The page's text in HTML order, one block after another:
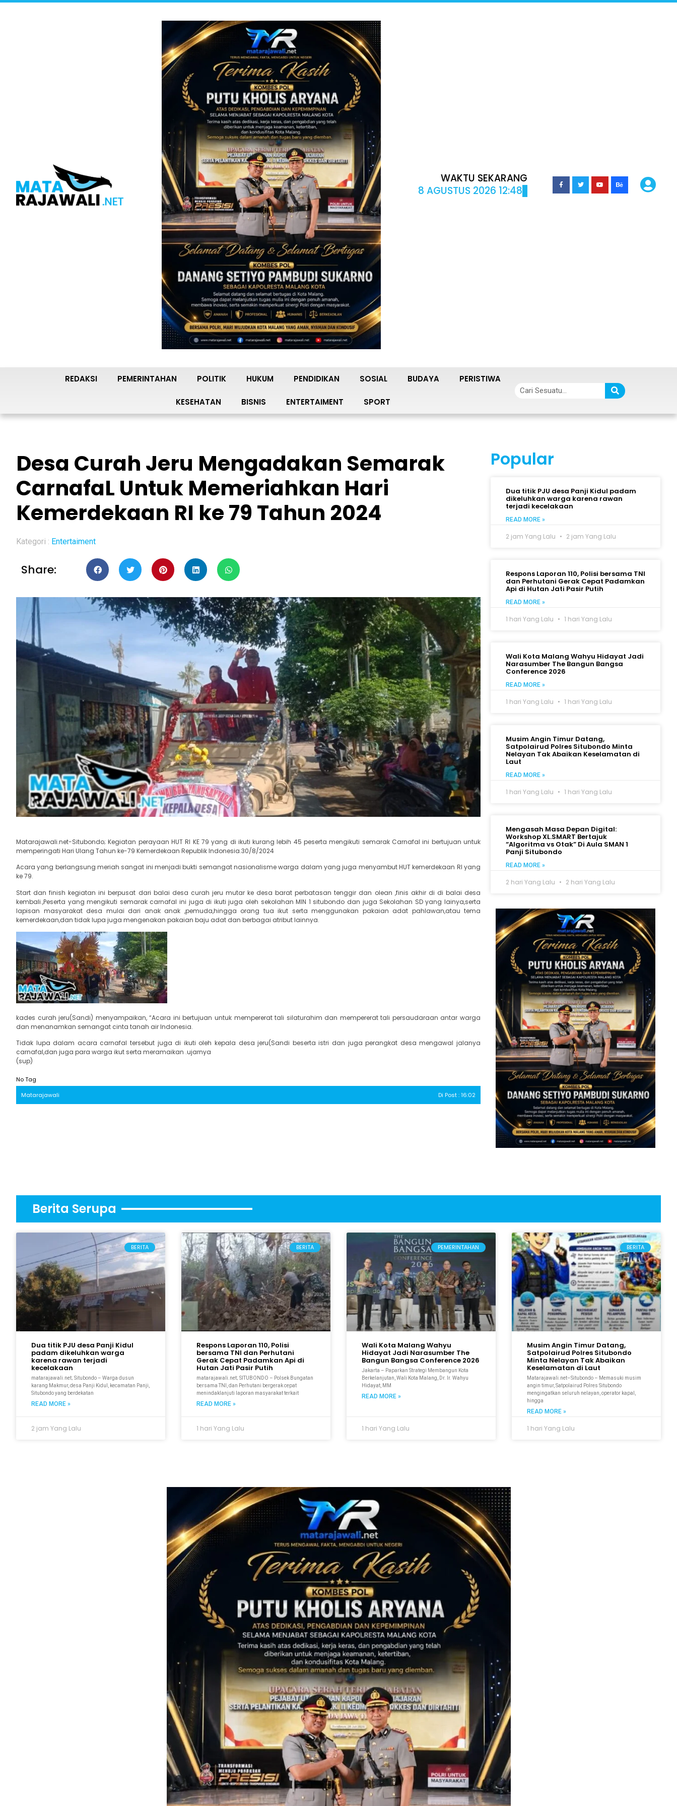
WAKTU SEKARANG
8 AGUSTUS 2026 12:48
REDAKSI PEMERINTAHAN POLITIK HUKUM PENDIDIKAN SOSIAL BUDAYA PERISTIWA
KESEHATAN BISNIS ENTERTAIMENT SPORT
Desa Curah Jeru Mengadakan Semarak
CarnafaL Untuk Memeriahkan Hari
Kemerdekaan RI ke 79 Tahun 2024
Kategori : Entertaiment
Share:
Matarajawali.net-Situbondo; Kegiatan perayaan HUT RI KE 79 yang di ikuti kurang lebih 45 peserta mengikuti semarak Carnafal ini bertujuan untuk
memperingati Hari Ulang Tahun ke-79 Kemerdekaan Republik Indonesia.30/8/2024
Acara yang berlangsung meriah sangat ini menjadi bukti semangat nasionalisme warga dalam yang juga menyambut HUT kemerdekaan RI yang
ke 79.
Start dan finish kegiatan ini berpusat dari balai desa curah jeru mutar ke desa barat perbatasan tenggir dan olean ,finis akhir di di balai desa
kembali.,Peserta yang mengikuti semarak carnafal ini juga di ikuti juga oleh sekolahan MIN 1 situbondo dan juga Sekolahan SD yang lainya,serta
lapisan masyarakat desa mulai dari anak anak ,pemuda,hingga orang tua ikut serta menggunakan pakaian adat pahlawan,atau tema
kemerdekaan,dan tidak lupa juga mengenakan pakaian baju adat dan berbagai atribut lainnya.
kades curah jeru(Sandi) menyampaikan, “Acara ini bertujuan untuk mempererat tali silaturahim dan mempererat tali persaudaraan antar warga
dan menanamkan semangat cinta tanah air Indonesia.
Tidak lupa dalam acara carnafal tersebut juga di ikuti oleh kepala desa jeru(Sandi beserta istri dan juga perangkat desa mengawal jalanya
carnafal,dan juga para warga ikut serta meramaikan .ujarnya
(sup)
No Tag
Matarajawali
Di Post : 16:02
Popular
Dua titik PJU desa Panji Kidul padam
dikeluhkan warga karena rawan
terjadi kecelakaan
READ MORE »
2 jam Yang Lalu 2 jam Yang Lalu
Respons Laporan 110, Polisi bersama TNI
dan Perhutani Gerak Cepat Padamkan
Api di Hutan Jati Pasir Putih
READ MORE »
1 hari Yang Lalu 1 hari Yang Lalu
Wali Kota Malang Wahyu Hidayat Jadi
Narasumber The Bangun Bangsa
Conference 2026
READ MORE »
1 hari Yang Lalu 1 hari Yang Lalu
Musim Angin Timur Datang,
Satpolairud Polres Situbondo Minta
Nelayan Tak Abaikan Keselamatan di
Laut
READ MORE »
1 hari Yang Lalu 1 hari Yang Lalu
Mengasah Masa Depan Digital:
Workshop XL.SMART Bertajuk
“Algoritma vs Otak” Di Aula SMAN 1
Panji Situbondo
READ MORE »
2 hari Yang Lalu 2 hari Yang Lalu
Berita Serupa
BERITA
Dua titik PJU desa Panji Kidul
padam dikeluhkan warga
karena rawan terjadi
kecelakaan
matarajawali.net; Situbondo – Warga dusun
karang Makmur, desa Panji Kidul, kecamatan Panji,
Situbondo yang berdekatan
READ MORE »
2 jam Yang Lalu
BERITA
Respons Laporan 110, Polisi
bersama TNI dan Perhutani
Gerak Cepat Padamkan Api di
Hutan Jati Pasir Putih
matarajawali.net; SITUBONDO – Polsek Bungatan
bersama TNI, dan Perhutani bergerak cepat
menindaklanjuti laporan masyarakat terkait
READ MORE »
1 hari Yang Lalu
PEMERINTAHAN
Wali Kota Malang Wahyu
Hidayat Jadi Narasumber The
Bangun Bangsa Conference 2026
Jakarta – Paparkan Strategi Membangun Kota
Berkelanjutan, Wali Kota Malang, Dr. Ir. Wahyu
Hidayat, MM
READ MORE »
1 hari Yang Lalu
BERITA
Musim Angin Timur Datang,
Satpolairud Polres Situbondo
Minta Nelayan Tak Abaikan
Keselamatan di Laut
Matarajawali.net–Situbondo – Memasuki musim
angin timur, Satpolairud Polres Situbondo
mengingatkan seluruh nelayan, operator kapal,
hingga
READ MORE »
1 hari Yang Lalu